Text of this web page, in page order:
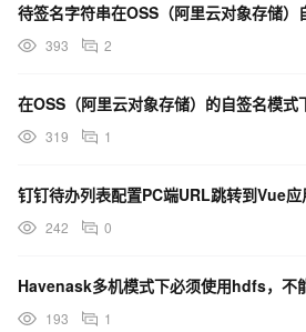
待签名字符串在OSS（阿里云对象存储）
393 2
319 1
242 0
193 1